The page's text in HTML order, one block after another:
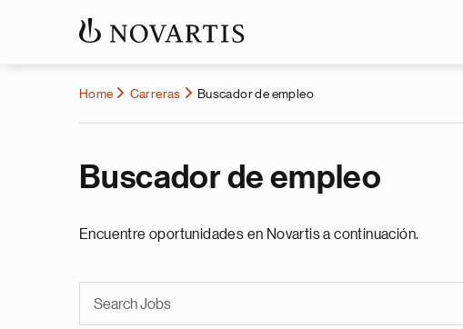
Home Carreras Buscador de empleo
Buscador de empleo
Encuentre oportunidades en Novartis a continuación.